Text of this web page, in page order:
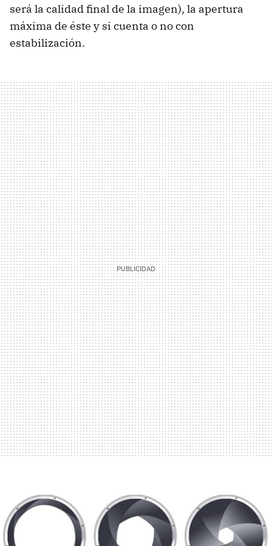
será la calidad final de la imagen), la apertura
máxima de éste y si cuenta o no con
estabilización.